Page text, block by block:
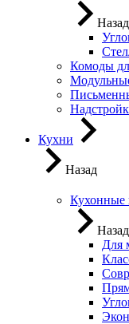
Назад
Комоды
Кухни
Назад
Кухонные
Назад
Для